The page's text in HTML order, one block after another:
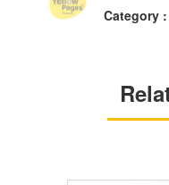
Category :